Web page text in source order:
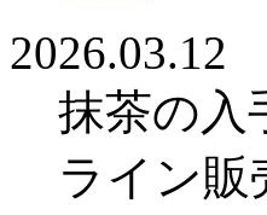
2026.03.12
抹茶の入
ライン